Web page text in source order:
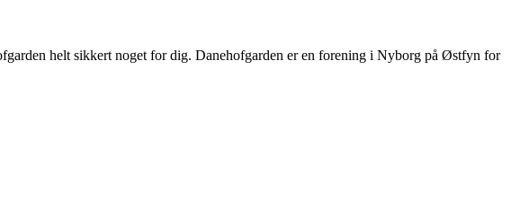
helt sikkert noget for dig. Danehofgarden er en forening i Nyborg på Østfyn for